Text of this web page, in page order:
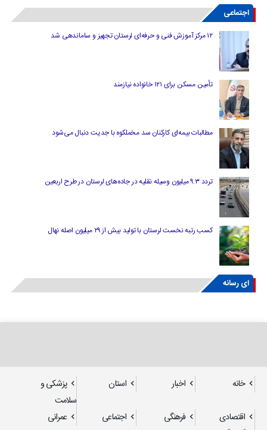
اجتماعی
۱۲ مرکز آموزش فنی و حرفه‌ای لرستان تجهیز و ساماندهی شد
تأمین مسکن برای ۱۲۱ خانواده نیازمند
مطالبات بیمه‌ای کارکنان سد مخملکوه با جدیت دنبال می‌شود
تردد ۹.۳ میلیون وسیله نقلیه در جاده‌های لرستان در طرح اربعین
کسب رتبه نخست لرستان با تولید بیش از ۲۹ میلیون اصله نهال
ای رسانه
خانه اخبار استان
پزشکی و
سلامت
اقتصادی
فرهنگی اجتماعی
عمرانی